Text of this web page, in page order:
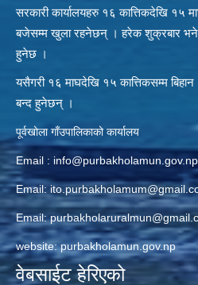
सरकारी कार्यालयहरु १६ कात्तिकदेखि १५
बजेसम्म खुला रहनेछन् । हरेक शुक्रबार
हुनेछ ।
यसैगरी १६ माघदेखि १५ कात्तिकसम्म
बन्द हुनेछन् ।
पूर्वखोला गाँउपालिकाको कार्यालय
Email : info@purbakholamun.gov.np
Email:
Email:
website: purbakholamun.gov.np
वेबसाईट हेरिएको